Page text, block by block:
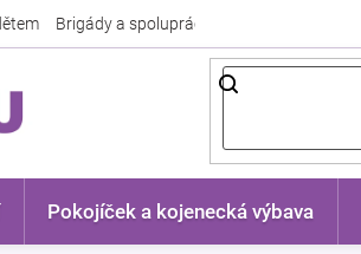
Brigády a spolupráce
Pokojíček a kojenecká výbava